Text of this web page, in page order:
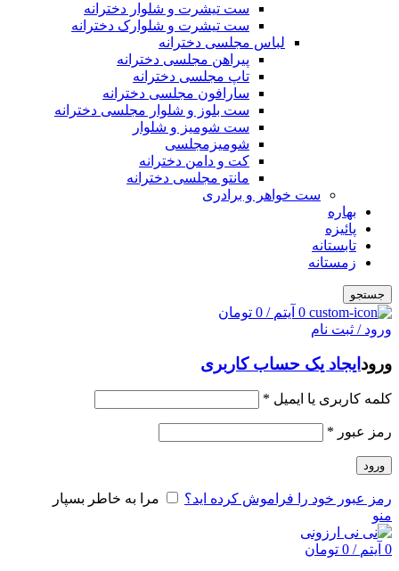
ست تیشرت و شلوار دخترانه
ست تیشرت و شلوارک دخترانه
لباس مجلسی دخترانه
پیراهن مجلسی دخترانه
تاپ مجلسی دخترانه
سارافون مجلسی دخترانه
ست بلوز و شلوار مجلسی دخترانه
ست شومیز و شلوار
شومیزمجلسی
کت و دامن دخترانه
مانتو مجلسی دخترانه
ست خواهر و برادری
بهاره
پائیزه
تابستانه
زمستانه
جستجو
0 آیتم /
0 تومان
ورود / ثبت نام
ورود ایجاد یک حساب کاربری
کلمه کاربری یا ایمیل *
رمز عبور *
ورود
رمز عبور خود را فراموش کرده اید؟
مرا به خاطر بسپار
منو
0 آیتم /
0 تومان